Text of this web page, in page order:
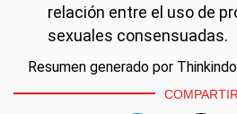
relación entre el uso de
sexuales consensuadas.
Resumen generado por